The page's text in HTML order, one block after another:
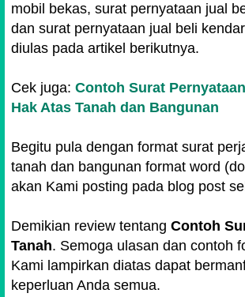
mobil bekas, surat pernyataan jual
dan surat pernyataan jual beli
diulas pada artikel berikutnya.
Cek juga: Contoh Surat
Hak Atas Tanah dan Bangunan
Begitu pula dengan format surat
tanah dan bangunan format word
akan Kami posting pada blog post
Demikian review tentang Contoh
Tanah. Semoga ulasan dan contoh
Kami lampirkan diatas dapat
keperluan Anda semua.